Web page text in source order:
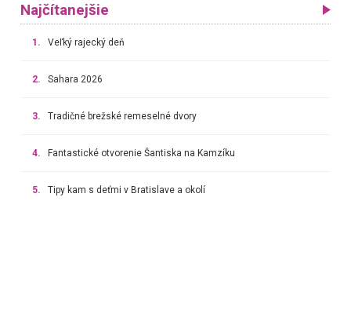
Najčítanejšie
1. Veľký rajecký deň
2. Sahara 2026
3. Tradičné brežské remeselné dvory
4. Fantastické otvorenie Šantiska na Kamzíku
5. Tipy kam s deťmi v Bratislave a okolí